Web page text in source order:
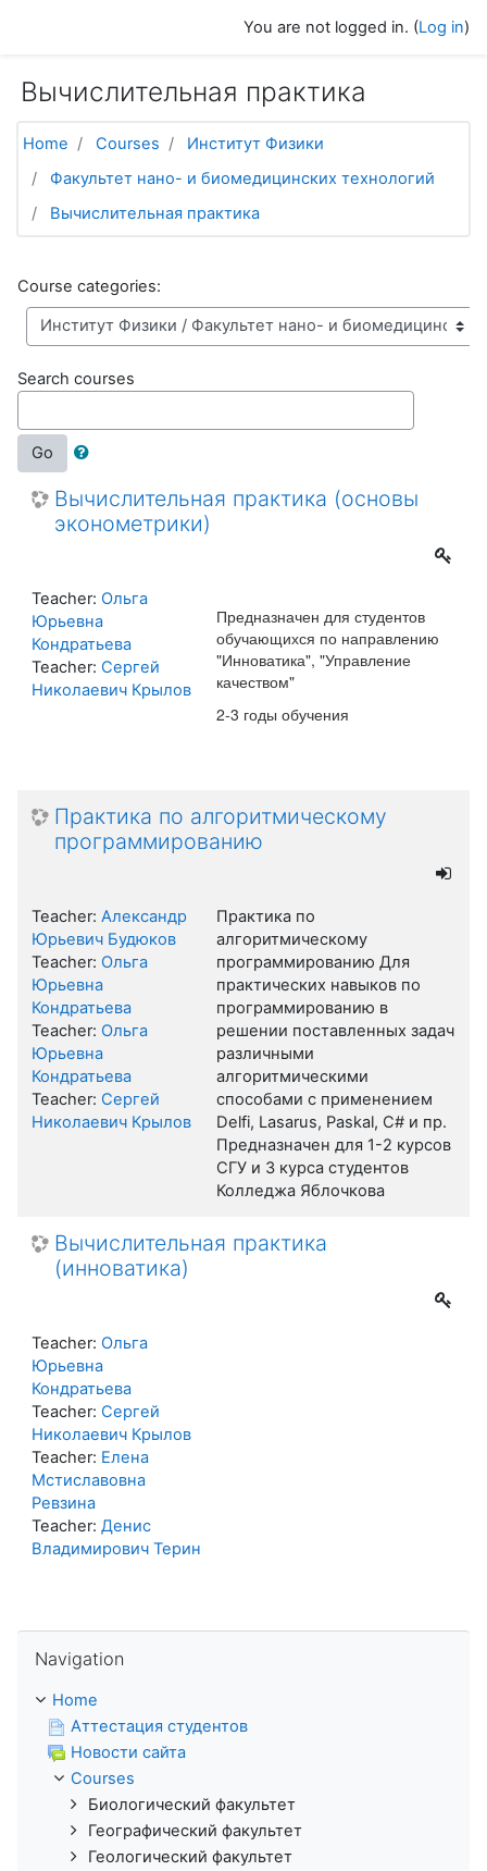
You are not logged in. (Log in)
Вычислительная практика
Home Courses
Институт Физики
Факультет нано- и биомедицинских технологий
Вычислительная практика
Course categories:
Search courses
Go
Вычислительная практика (основы
эконометрики)
Предназначен для студентов
обучающихся по направлению
"Инноватика", "Управление
качеством"
2-3 годы обучения
Teacher: Ольга
Юрьевна
Кондратьева
Teacher: Сергей
Николаевич Крылов
Практика по алгоритмическому
программированию
Практика по
алгоритмическому
программированию Для
практических навыков по
программированию в
решении поставленных задач
различными
алгоритмическими
способами с применением
Delfi, Lasarus, Paskal, C# и пр.
Предназначен для 1-2 курсов
СГУ и 3 курса студентов
Колледжа Яблочкова
Teacher: Александр
Юрьевич Будюков
Teacher: Ольга
Юрьевна
Кондратьева
Teacher: Ольга
Юрьевна
Кондратьева
Teacher: Сергей
Николаевич Крылов
Вычислительная практика
(инноватика)
Teacher: Ольга
Юрьевна
Кондратьева
Teacher: Сергей
Николаевич Крылов
Teacher: Елена
Мстиславовна
Ревзина
Teacher: Денис
Владимирович Терин
Navigation
Home
Аттестация студентов
Новости сайта
Courses
Биологический факультет
Географический факультет
Геологический факультет